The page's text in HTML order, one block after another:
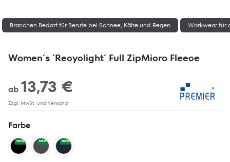
Branchen Bedarf für Berufe bei Schnee, Kälte und Regen Workwear für
Women´s ´Recyclight´ Full ZipMicro Fleece
ab 13,73 €
Zzgl. MwSt. und Versand
Farbe
NEW NEW NEW